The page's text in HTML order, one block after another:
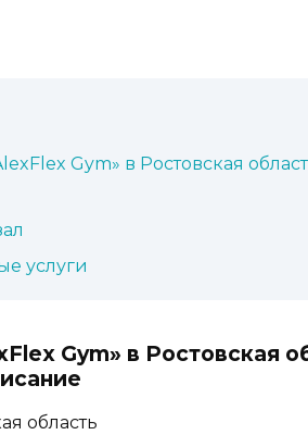
Gym» в Ростовская
услуги
Gym» в Ростовская
область